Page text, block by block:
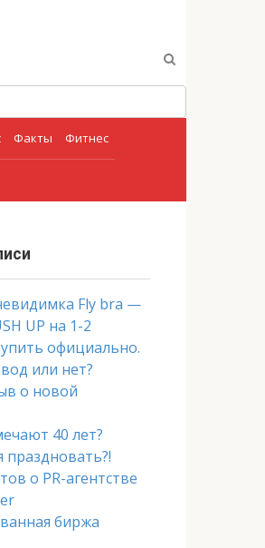
Факты Фитнес
Fly bra —
UP на 1-2
официально.
или нет?
о новой
40 лет?
праздновать?!
о PR-агентстве
биржа